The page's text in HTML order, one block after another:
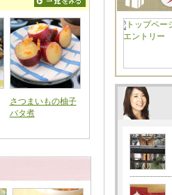
さつまいもの柚子
バタ煮